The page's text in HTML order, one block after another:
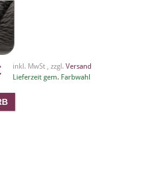
inkl. MwSt , zzgl. Versand
Lieferzeit gem. Farbwahl